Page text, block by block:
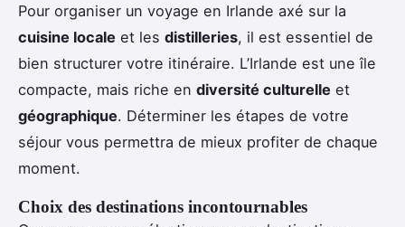
Pour organiser un voyage en Irlande axé sur la
cuisine locale et les distilleries, il est essentiel de
bien structurer votre itinéraire. L’Irlande est une île
compacte, mais riche en diversité culturelle et
géographique. Déterminer les étapes de votre
séjour vous permettra de mieux profiter de chaque
moment.
Choix des destinations incontournables